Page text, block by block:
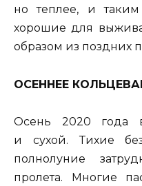
но теплее, и
хорошие для
образом из поздних
ОСЕННЕЕ
Осень 2020 года
и сухой. Тихие
полнолуние
пролета. Многие